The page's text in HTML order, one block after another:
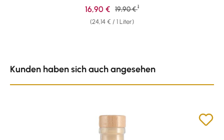
(24,14 € / 1 Liter)
Verkaufspreis:
16,90 € Regulärer Preis:
19,90 € 1
Kunden haben sich auch angesehen